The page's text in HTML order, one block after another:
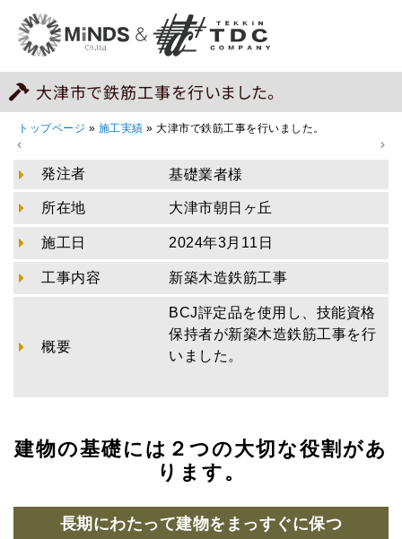
大津市で鉄筋工事を行いました。
トップページ » 施工実績 » 大津市で鉄筋工事を行いました。
発注者 基礎業者様
所在地 大津市朝日ヶ丘
施工日 2024年3月11日
工事内容 新築木造鉄筋工事
概要
BCJ評定品を使用し、技能資格
保持者が新築木造鉄筋工事を行
いました。
建物の基礎には２つの大切な役割があ
ります。
長期にわたって建物をまっすぐに保つ